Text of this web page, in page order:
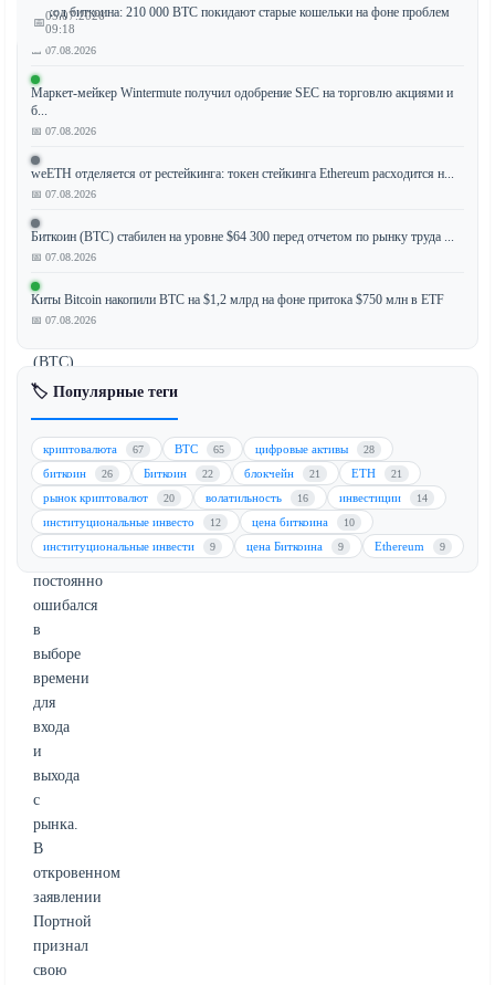
📅05.07.2026
09:18
Дэйв
основатель
Barstool
Sports,
заявил
о
намерении
держать
(BTC)
до
его
стоимости
до
нуля,
признав,
что
постоянно
ошибался
в
выборе
времени
для
входа
и
выхода
с
рынка.
В
откровенном
заявлении
Портной
признал
свою
Исход биткоина: 210 000 BTC покидают старые кошельки на фоне проблем
с...
📅 07.08.2026
Маркет-мейкер Wintermute получил одобрение SEC на торговлю акциями и
б...
📅 07.08.2026
weETH отделяется от рестейкинга: токен стейкинга Ethereum расходится н...
📅 07.08.2026
Биткоин (BTC) стабилен на уровне $64 300 перед отчетом по рынку труда ...
📅 07.08.2026
Киты Bitcoin накопили BTC на $1,2 млрд на фоне притока $750 млн в ETF
📅 07.08.2026
🏷️ Популярные теги
криптовалюта 67 BTC 65 цифровые активы 28
биткоин 26 Биткоин 22 блокчейн 21 ETH 21
рынок криптовалют 20 волатильность 16 инвестиции 14
институциональные инвесто 12 цена биткоина 10
институциональные инвести 9 цена Биткоина 9 Ethereum 9